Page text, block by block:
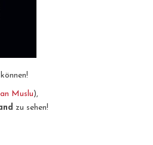
Muslu),
zu sehen!